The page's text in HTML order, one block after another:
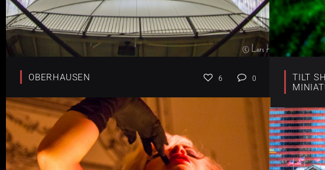
OBERHAUSEN 6 0
TILT